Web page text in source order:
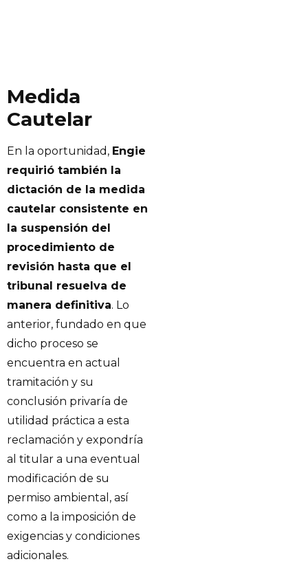
Medida
Cautelar
En la oportunidad, Engie
requirió también la
dictación de la medida
cautelar consistente en
la suspensión del
procedimiento de
revisión hasta que el
tribunal resuelva de
manera definitiva. Lo
anterior, fundado en que
dicho proceso se
encuentra en actual
tramitación y su
conclusión privaría de
utilidad práctica a esta
reclamación y expondría
al titular a una eventual
modificación de su
permiso ambiental, así
como a la imposición de
exigencias y condiciones
adicionales.